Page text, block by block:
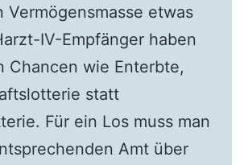
Vermögensmasse etwas
IV-Empfänger haben
Chancen wie Enterbte,
statt
Für ein Los muss man
Amt über